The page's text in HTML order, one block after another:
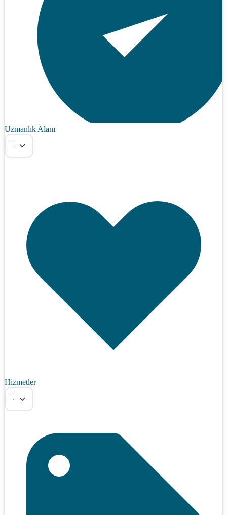
Uzmanlık Alanı
Tümü
Hizmetler
Tümü